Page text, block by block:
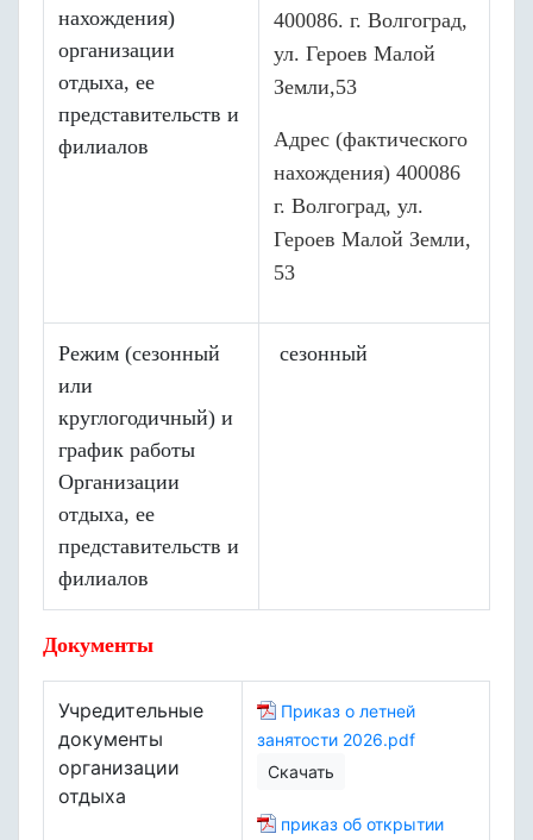
нахождения)
организации
отдыха, ее
представительств и
филиалов
400086. г. Волгоград,
ул. Героев Малой
Земли,53
Адрес (фактического
нахождения) 400086
г. Волгоград, ул.
Героев Малой Земли,
53
Режим (сезонный
или
круглогодичный) и
график работы
Организации
отдыха, ее
представительств и
филиалов
сезонный
Документы
Учредительные
документы
организации
отдыха
Приказ о летней
занятости 2026.pdf
Скачать
приказ об открытии